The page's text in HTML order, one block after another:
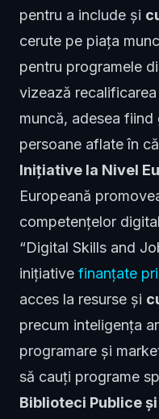
pentru a include și
cerute pe piața
pentru programele
vizează
muncă, adesea fiind
persoane aflate în
Inițiative la Nivel
Europeană
competențelor
“Digital Skills and
inițiative finanțate
acces la resurse și
precum inteligența
programare și
să cauți programe
Biblioteci Publice